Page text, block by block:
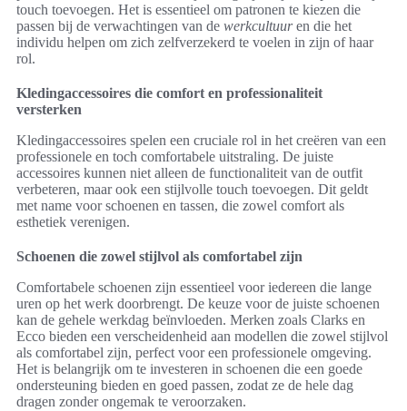
touch toevoegen. Het is essentieel om patronen te kiezen die
passen bij de verwachtingen van de werkcultuuren die het
individu helpen om zich zelfverzekerd te voelen in zijn of haar
rol.
Kledingaccessoires die comfort en professionaliteit
versterken
Kledingaccessoires spelen een cruciale rol in het creëren van een
professionele en toch comfortabele uitstraling. De juiste
accessoires kunnen niet alleen de functionaliteit van de outfit
verbeteren, maar ook een stijlvolle touch toevoegen. Dit geldt
met name voor schoenen en tassen, die zowel comfort als
esthetiek verenigen.
Schoenen die zowel stijlvol als comfortabel zijn
Comfortabele schoenen zijn essentieel voor iedereen die lange
uren op het werk doorbrengt. De keuze voor de juiste schoenen
kan de gehele werkdag beïnvloeden. Merken zoals Clarks en
Ecco bieden een verscheidenheid aan modellen die zowel stijlvol
als comfortabel zijn, perfect voor een professionele omgeving.
Het is belangrijk om te investeren in schoenen die een goede
ondersteuning bieden en goed passen, zodat ze de hele dag
dragen zonder ongemak te veroorzaken.